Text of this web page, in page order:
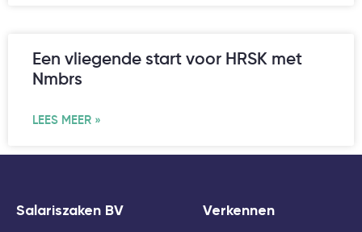
Een vliegende start voor HRSK met
Nmbrs
LEES MEER »
Salariszaken BV Verkennen